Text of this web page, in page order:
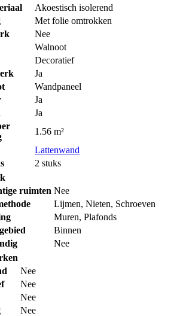
Akoestisch isolerend
Met folie omtrokken
Nee
Walnoot
Decoratief
Ja
Wandpaneel
Ja
Ja
1.56 m²
Lattenwand
2 stuks
ruimten Nee
Lijmen, Nieten, Schroeven
Muren, Plafonds
Binnen
Nee
Nee
Nee
Nee
Nee